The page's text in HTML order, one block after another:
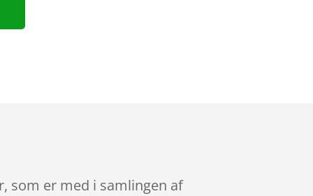
som er med i samlingen af